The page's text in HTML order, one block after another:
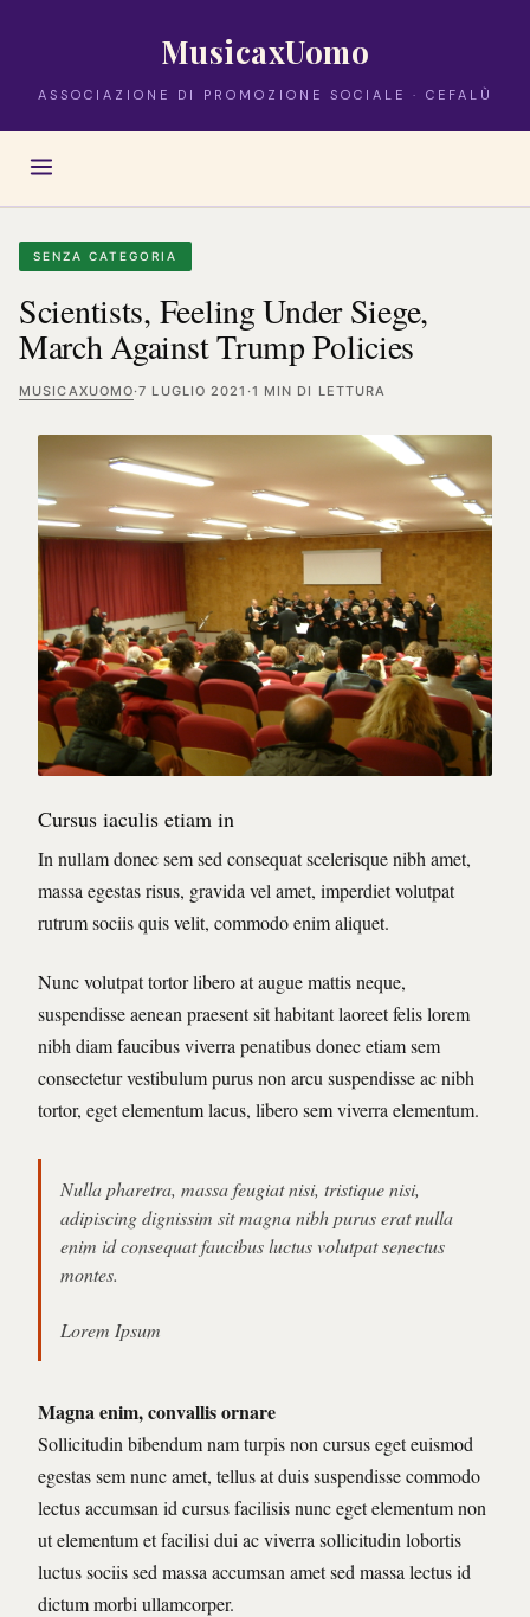
MusicaxUomo
ASSOCIAZIONE DI PROMOZIONE SOCIALE · CEFALÙ
SENZA CATEGORIA
Scientists, Feeling Under Siege,
March Against Trump Policies
MUSICAXUOMO·7 LUGLIO 2021 ·1 MIN DI LETTURA
Cursus iaculis etiam in
In nullam donec sem sed consequat scelerisque nibh amet,
massa egestas risus, gravida vel amet, imperdiet volutpat
rutrum sociis quis velit, commodo enim aliquet.
Nunc volutpat tortor libero at augue mattis neque,
suspendisse aenean praesent sit habitant laoreet felis lorem
nibh diam faucibus viverra penatibus donec etiam sem
consectetur vestibulum purus non arcu suspendisse ac nibh
tortor, eget elementum lacus, libero sem viverra elementum.
Nulla pharetra, massa feugiat nisi, tristique nisi,
adipiscing dignissim sit magna nibh purus erat nulla
enim id consequat faucibus luctus volutpat senectus
montes.
Lorem Ipsum
Magna enim, convallis ornare
Sollicitudin bibendum nam turpis non cursus eget euismod
egestas sem nunc amet, tellus at duis suspendisse commodo
lectus accumsan id cursus facilisis nunc eget elementum non
ut elementum et facilisi dui ac viverra sollicitudin lobortis
luctus sociis sed massa accumsan amet sed massa lectus id
dictum morbi ullamcorper.